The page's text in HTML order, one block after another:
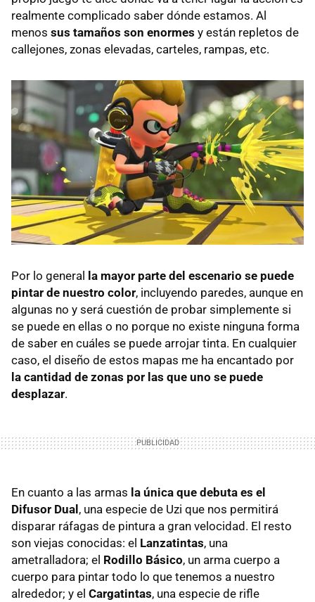
realmente complicado saber dónde estamos. Al
menos sus tamaños son enormes y están repletos de
callejones, zonas elevadas, carteles, rampas, etc.
Por lo general la mayor parte del escenario se puede
pintar de nuestro color, incluyendo paredes, aunque en
algunas no y será cuestión de probar simplemente si
se puede en ellas o no porque no existe ninguna forma
de saber en cuáles se puede arrojar tinta. En cualquier
caso, el diseño de estos mapas me ha encantado por
la cantidad de zonas por las que uno se puede
desplazar.
En cuanto a las armas la única que debuta es el
Difusor Dual, una especie de Uzi que nos permitirá
disparar ráfagas de pintura a gran velocidad. El resto
son viejas conocidas: el Lanzatintas, una
ametralladora; el Rodillo Básico, un arma cuerpo a
cuerpo para pintar todo lo que tenemos a nuestro
alrededor; y el Cargatintas, una especie de rifle